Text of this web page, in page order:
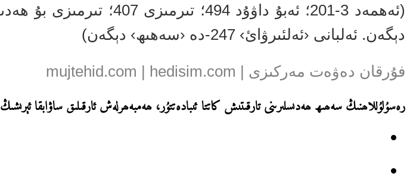
دېگەن. ئەلبانى ‹ئەلئىرۋائ› 247-دە ‹سەھىھ› دېگەن)
فۇرقان دەۋەت مەركىزى | mujtehid.com | hedisim.com
رەسۇلۇللاھنىڭ سەھىھ ھەدىسلىرىنى تارقىتىش كاتتا ئىبادەتتۇر، ھەمبەھرلەش ئارقىلىق ساۋابقا ئېرىشىڭ